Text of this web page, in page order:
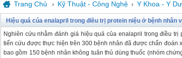
Trang Chủ › Kỹ Thuật - Công Nghệ › Y Khoa - Y
Hiệu quá cúa enalapril trong điều trị protein niệu ở bệnh nhân
Nghiên cứu nhằm đánh giá hiệu quả của enalapril trong điều
tiến cứu được thực hiện trên 300 bệnh nhân đã được chẩn đoán
bao gồm 150 bệnh nhân không tuân thủ dùng thuốc (nhóm